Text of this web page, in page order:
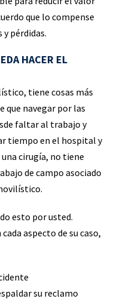
que lo compense
pérdidas.
HACER EL
tiene cosas más
que navegar por las
faltar al trabajo y
tiempo en el hospital y
cirugía, no tiene
de campo asociado
esto por usted.
aspecto de su caso,
su reclamo